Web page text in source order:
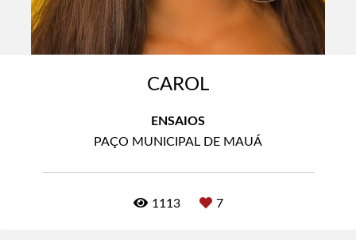
CAROL
ENSAIOS
PAÇO MUNICIPAL DE MAUÁ
1113 7